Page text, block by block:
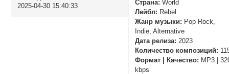
2025-04-30 15:40:33
Страна: World
Лейбл: Rebel
Жанр музыки: Pop Rock,
Indie, Alternative
Дата релиза: 2023
Количество композиций:
Формат | Качество: MP3 |
kbps